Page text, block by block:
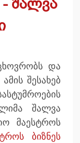
შალვა
და
შესახებ
შალვა
მაესტროს
ბიზნეს